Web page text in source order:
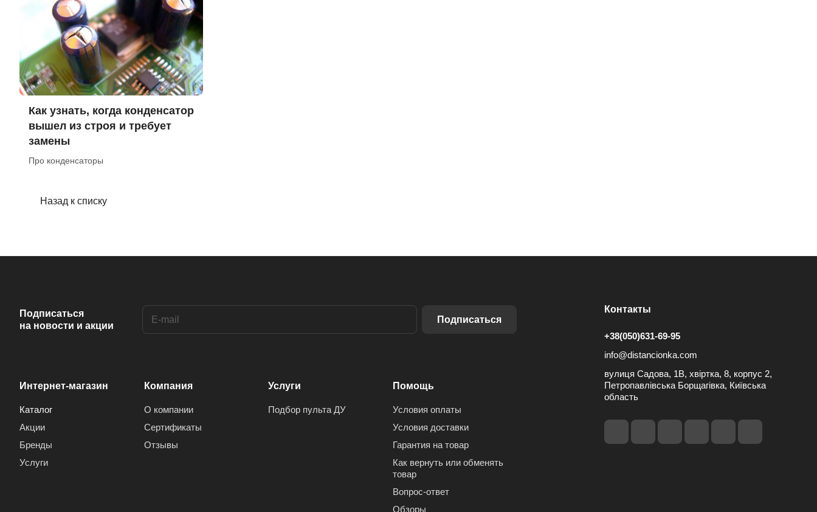
Как узнать, когда конденсатор
вышел из строя и требует
замены
Про конденсаторы
Назад к списку
Подписаться
на новости и акции
Подписаться
Интернет-магазин
Каталог
Акции
Бренды
Услуги
Компания
О компании
Сертификаты
Отзывы
Услуги
Подбор пульта ДУ
Помощь
Условия оплаты
Условия доставки
Гарантия на товар
Как вернуть или обменять
товар
Вопрос-ответ
Обзоры
Контакты
+38(050)631-69-95
info@distancionka.com
вулиця Садова, 1В, хвіртка, 8, корпус 2,
Петропавлівська Борщагівка, Київська
область